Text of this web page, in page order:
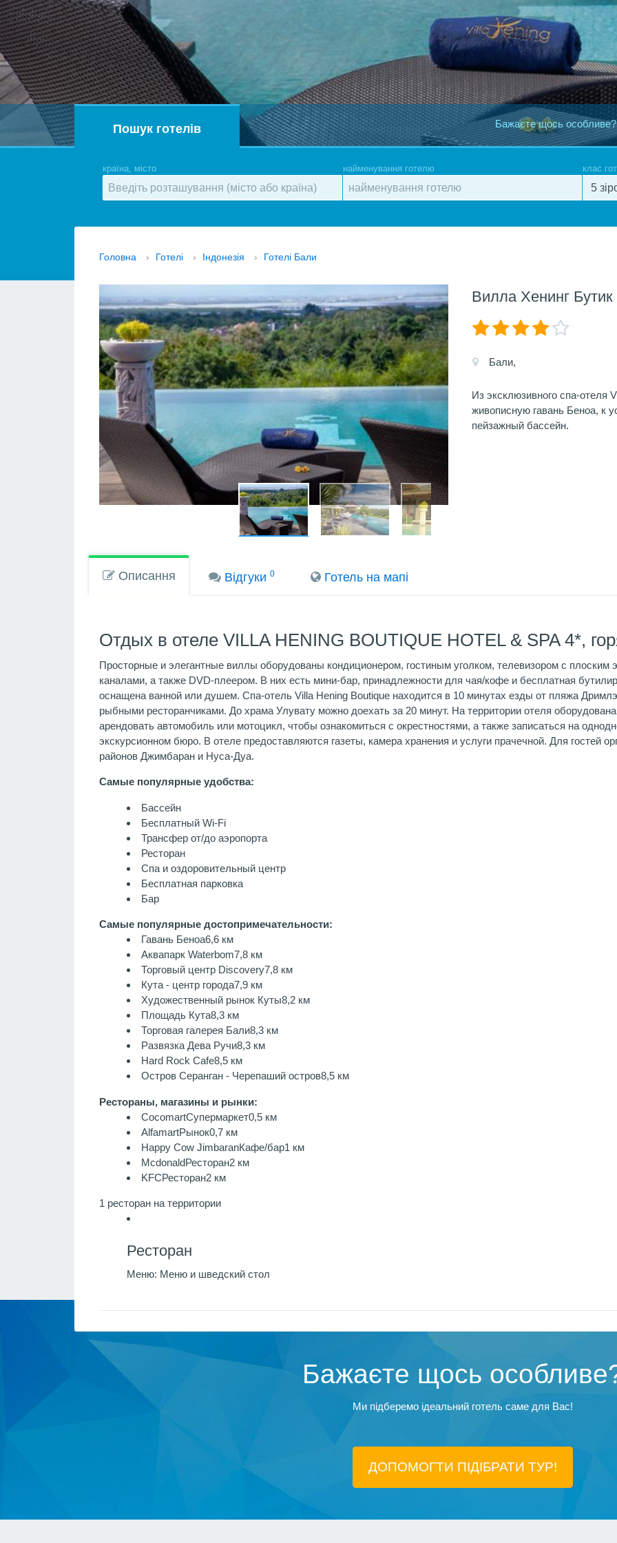
Бажаєте щось
Пошук готелів
країна, місто найменування готелю клас
Головна › Готелі › Індонезія › Готелі Бали
Вилла Хенинг
Бали,
Из эксклюзивного спа-отеля
живописную гавань Беноа, к
пейзажный бассейн.
Описання Вiдгуки0 Готель на мапi
Отдых в отеле VILLA HENING BOUTIQUE HOTEL & SPA 4*,
Просторные и элегантные виллы оборудованы кондиционером, гостиным уголком, телевизором с
каналами, а также DVD-плеером. В них есть мини-бар, принадлежности для чая/кофе и бесплатная
оснащена ванной или душем. Спа-отель Villa Hening Boutique находится в 10 минутах езды от пляжа
рыбными ресторанчиками. До храма Улувату можно доехать за 20 минут. На территории отеля
арендовать автомобиль или мотоцикл, чтобы ознакомиться с окрестностями, а также записаться на
экскурсионном бюро. В отеле предоставляются газеты, камера хранения и услуги прачечной. Для гостей
районов Джимбаран и Нуса-Дуа.
Самые популярные удобства:
Бассейн
Бесплатный Wi-Fi
Трансфер от/до аэропорта
Ресторан
Спа и оздоровительный центр
Бесплатная парковка
Бар
Самые популярные достопримечательности:
Гавань Беноа6,6 км
Аквапарк Waterbom7,8 км
Торговый центр Discovery7,8 км
Кута - центр города7,9 км
Художественный рынок Куты8,2 км
Площадь Кута8,3 км
Торговая галерея Бали8,3 км
Развязка Дева Ручи8,3 км
Hard Rock Cafe8,5 км
Остров Серанган - Черепаший остров8,5 км
Рестораны, магазины и рынки:
CocomartСупермаркет0,5 км
AlfamartРынок0,7 км
Happy Cow JimbaranКафе/бар1 км
McdonaldРесторан2 км
KFCРесторан2 км
1 ресторан на территории
Ресторан
Меню: Меню и шведский стол
Бажаєте щось
Ми підберемо ідеальний готель саме для Вас!
ДОПОМОГТИ ПІДIБРАТИ ТУР!